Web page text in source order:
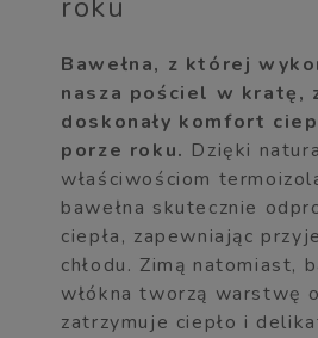
roku
Bawełna, z której
nasza pościel w kratę,
doskonały komfort
porze roku. Dzięki
właściwościom
bawełna skutecznie
ciepła, zapewniając
chłodu. Zimą natomiast,
włókna tworzą warstwę
zatrzymuje ciepło i